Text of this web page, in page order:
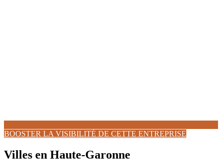
BOOSTER LA VISIBILITÉ DE CETTE ENTREPRISE
Villes en Haute-Garonne